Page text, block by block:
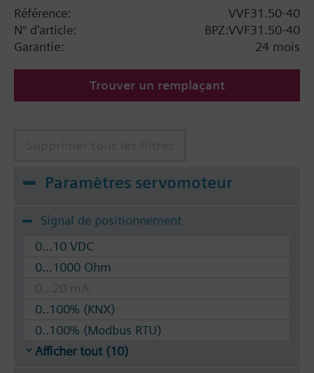
Référence:
VVF31.50-40
N° d'article:
BPZ:VVF31.50-40
Garantie:
24 mois
Trouver un remplaçant
Paramètres servomoteur
Signal de positionnement
0...10 VDC
0...1000 Ohm
0...20 mA
0..100% (KNX)
0..100% (Modbus RTU)
Afficher tout (10)